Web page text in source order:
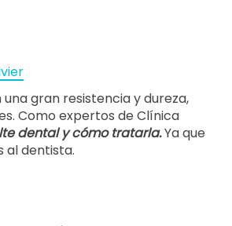
gran resistencia y dureza,
Como expertos de Clínica
dental y cómo tratarla.Ya que
al dentista.